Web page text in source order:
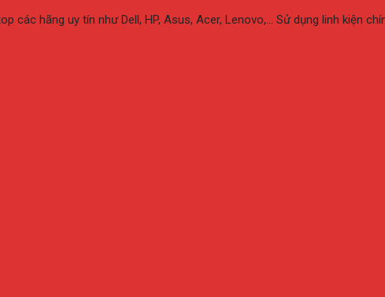
các hãng uy tín như Dell, HP, Asus, Acer, Lenovo,… Sử dụng linh kiện